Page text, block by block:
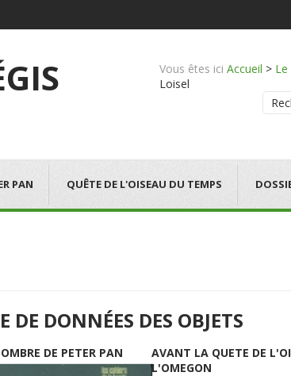
Vous êtes ici Accueil >
Loisel
PAN QUÊTE DE L'OISEAU DU TEMPS
DE DONNÉES DES OBJETS
DE PETER PAN
AVANT LA QUETE DE
L'OMEGON